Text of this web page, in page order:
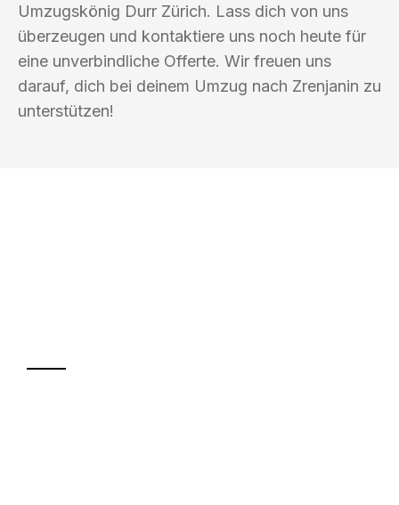
Umzugskönig Durr Zürich. Lass dich von uns
überzeugen und kontaktiere uns noch heute für
eine unverbindliche Offerte. Wir freuen uns
darauf, dich bei deinem Umzug nach Zrenjanin zu
unterstützen!